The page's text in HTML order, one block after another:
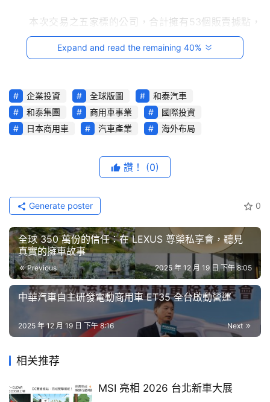
玩
C
A
R
目
口
碑
中
古
車
行
百
中
車
本次交易之五家標的公司，合計擁有53個販賣據點，
整體員工人數超過3,000名，合計年度販賣台數約1.2萬輛，
佔日野汽車在日本國內販賣比重超過三成，為日本極具規模
和泰汽車基於公司長期成長策略，積極參與本投資案，
透過此次交易，和泰將首次延伸營運版圖至日本市場，象徵
集團海外布局的重要里程碑，並進一步強化與日野母廠長期
基礎上，快速接軌日本市場之經營環境，並活用在台灣累積
來新的成長動能。
註：日野自動車株式會社之子公司-日野銷售支援株式會
社，持有南關東日野自動車株式會社100%股權。
Expand and read the remaining 40%
企業投資 全球版圖
和泰汽車
和泰集團
商用車事業
國際投資
日本商用車
汽車產業 海外布局
讚！ (0)
0
Generate poster
全球 350 萬份的信任：在 LEXUS 尊榮私享會，聽見
真實的擁車故事
Previous 2025 年 12 月 19 日 下午 8:05
中華汽車自主研發電動商用車 ET35 全台啟動營運
Next
2025 年 12 月 19 日 下午 8:16
相关推荐
MSI 亮相 2026 台北新車大展